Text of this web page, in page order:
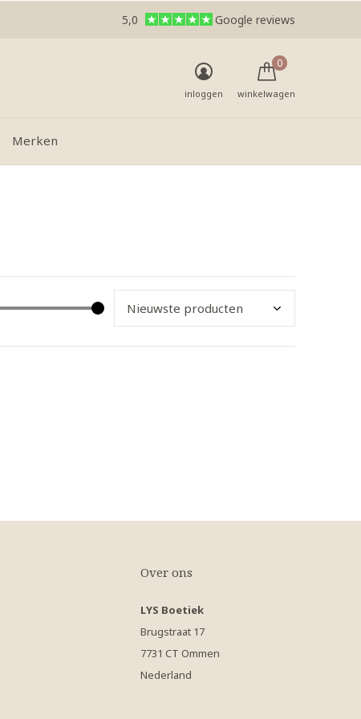
Merken
inloggen winkelwagen
0
5,0 Google reviews
Over ons
LYS Boetiek
Brugstraat 17
7731 CT Ommen
Nederland